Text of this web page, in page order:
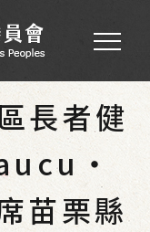
首頁 為民服務
長者健
苗栗縣